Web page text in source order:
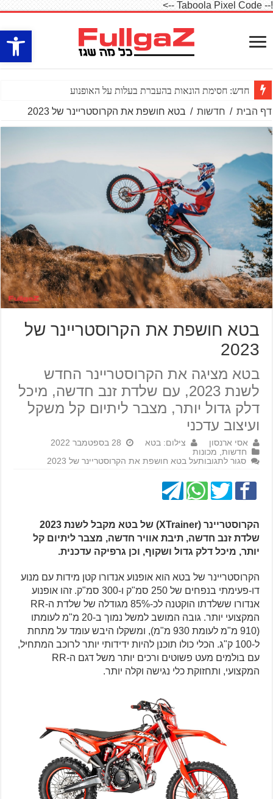
פתח
!-- Taboola Pixel Code -->
חדש: חסימת הונאות בהעברת בעלות על האופנוע
דף הבית / חדשות / בטא חושפת את הקרוסטריינר של 2023
בטא חושפת את הקרוסטריינר של
2023
בטא מציגה את הקרוסטריינר החדש
לשנת 2023, עם שלדת זנב חדשה, מיכל
דלק גדול יותר, מצבר ליתיום קל משקל
ועיצוב עדכני
אסי ארנסון צילום: בטא
28 בספטמבר 2022
חדשות מכונות
סגור לתגובותעל בטא חושפת את הקרוסטריינר של 2023
הקרוסטריינר (XTrainer) של בטא מקבל לשנת 2023
שלדת זנב חדשה, תיבת אוויר חדשה, מצבר ליתיום קל
יותר, מיכל דלק גדול ושקוף, וכן גרפיקה עדכנית.
הקרוסטריינר של בטא הוא אופנוע אנדורו קטן מידות עם מנוע
דו-פעימתי בנפחים של 250 סמ"ק ו-300 סמ"ק. זהו אופנוע
אנדורו ששלדתו הוקטנה לכ-85% מגודלה של שלדת ה-RR
המקצועי יותר. גובה המושב למשל נמוך ב-20 מ"מ לעומתו
(910 מ"מ לעומת 930 מ"מ), ומשקלו היבש עומד על מתחת
ל-100 ק"ג. הכלי כולו תוכנן להיות ידידותי יותר לרוכב המתחיל,
עם בולמים מעט פשוטים ורכים יותר משל דגם ה-RR
המקצועי, ותחזוקת כלי נגישה וקלה יותר.